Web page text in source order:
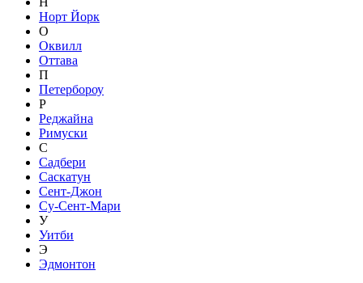
Норт Йорк
О
Оквилл
Оттава
П
Петербороу
Р
Реджайна
Римуски
С
Садбери
Саскатун
Сент-Джон
Су-Сент-Мари
У
Уитби
Э
Эдмонтон